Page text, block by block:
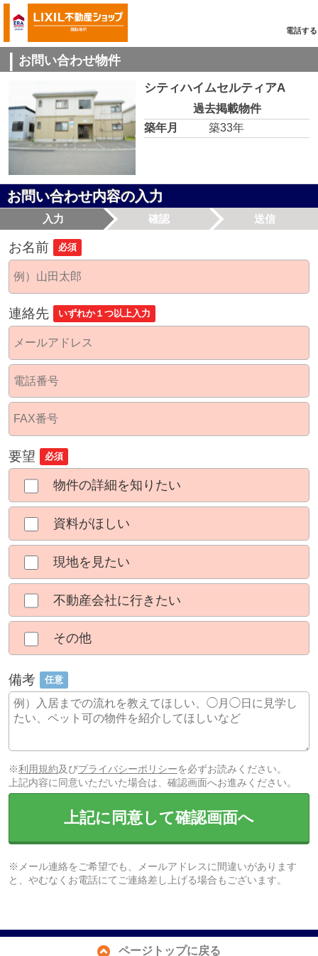
電話する
お問い合わせ物件
シティハイムセルティアA
過去掲載物件
築年月
築33年
お問い合わせ内容の入力
入力 確認 送信
お名前 必須
連絡先 いずれか１つ以上入力
要望 必須
物件の詳細を知りたい
資料がほしい
現地を見たい
不動産会社に行きたい
その他
備考 任意
※利用規約及びプライバシーポリシーを必ずお読みください。
上記内容に同意いただいた場合は、確認画面へお進みください。
上記に同意して確認画面へ
※メール連絡をご希望でも、メールアドレスに間違いがあります
と、やむなくお電話にてご連絡差し上げる場合もございます。
ページトップに戻る